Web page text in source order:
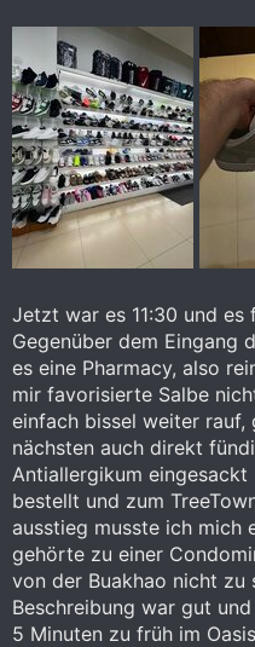
Jetzt war es 11:30 und es
Gegenüber dem Eingang
es eine Pharmacy, also
mir favorisierte Salbe
einfach bissel weiter
nächsten auch direkt
Antiallergikum eingesackt
bestellt und zum
ausstieg musste ich mich
gehörte zu einer
von der Buakhao nicht zu
Beschreibung war gut
5 Minuten zu früh im